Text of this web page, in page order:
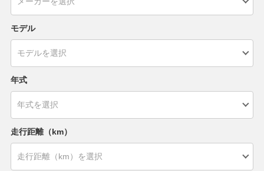
モデル
年式
走行距離（km）